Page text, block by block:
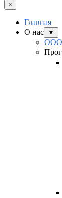
×
Главная
О нас
▼
ООО